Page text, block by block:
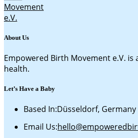
About Us
Empowered Birth Movement e.V.
health.
Let’s Have a Baby
Based In:Düsseldorf, Germany
Email Us: